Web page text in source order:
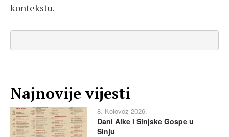
kontekstu.
Najnovije vijesti
8. Kolovoz 2026.
Dani Alke i Sinjske Gospe u
Sinju